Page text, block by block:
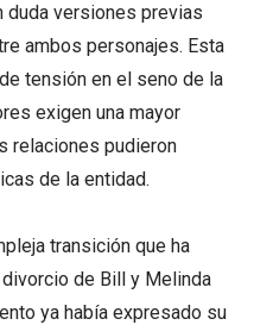
duda versiones previas
ambos personajes. Esta
tensión en el seno de la
exigen una mayor
relaciones pudieron
de la entidad.
transición que ha
de Bill y Melinda
ya había expresado su